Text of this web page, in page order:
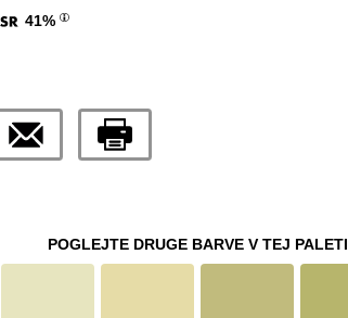
41%
POGLEJTE DRUGE BARVE V TEJ PALETI